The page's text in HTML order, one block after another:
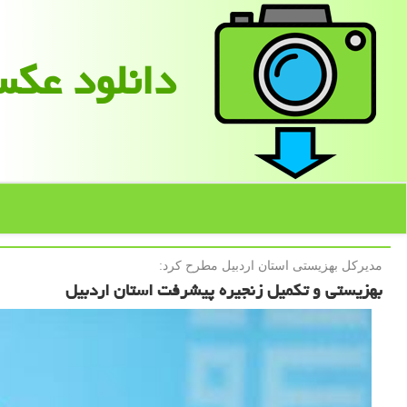
دانلود
مدیركل بهزیستی استان اردبیل مطرح كرد:
بهزیستی و تکمیل زنجیره پیشرفت استان اردبیل